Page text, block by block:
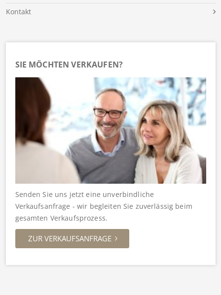
Kontakt
SIE MÖCHTEN VERKAUFEN?
Senden Sie uns jetzt eine unverbindliche
Verkaufsanfrage - wir begleiten Sie zuverlässig beim
gesamten Verkaufsprozess.
ZUR VERKAUFSANFRAGE